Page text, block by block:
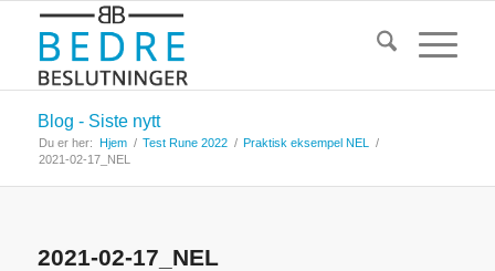
Blog - Siste nytt
Du er her: Hjem / Test Rune 2022 / Praktisk eksempel NEL
/
2021-02-17_NEL
2021-02-17_NEL